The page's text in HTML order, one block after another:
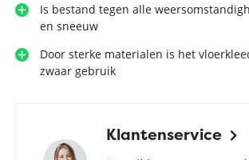
Is bestand tegen alle
en sneeuw
Door sterke materialen is het
zwaar gebruik
Klantenservice